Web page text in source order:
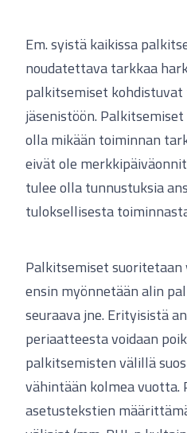
Em. syistä kaikissa
noudatettava tarkkaa
palkitsemiset
jäsenistöön.
olla mikään toiminnan
eivät ole
tulee olla tunnustuksia
tuloksellisesta
Palkitsemiset
ensin myönnetään alin
seuraava jne. Erityisistä
periaatteesta voidaan
palkitsemisten välillä
vähintään kolmea vuotta.
asetustekstien